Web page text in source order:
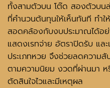
ทั้งสามตัวบน โต๊ด สองตัวบน
ที่คำนวนต้นทุนให้เห็นทันที ทำ
สอดคล้องกับงบประมาณได้อ
แสดงเรทจ่าย อัตราปิดรับ แล
ประเภทหวย จึงช่วยลดความ
ตามความนิยม งวดที่ผ่านมา ห
ตัดสินใจไวและมีเหตุผล